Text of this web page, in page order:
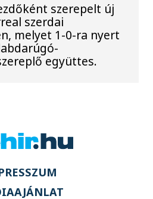
szerepelt új
szerdai
melyet 1-0-ra nyert
együttes.